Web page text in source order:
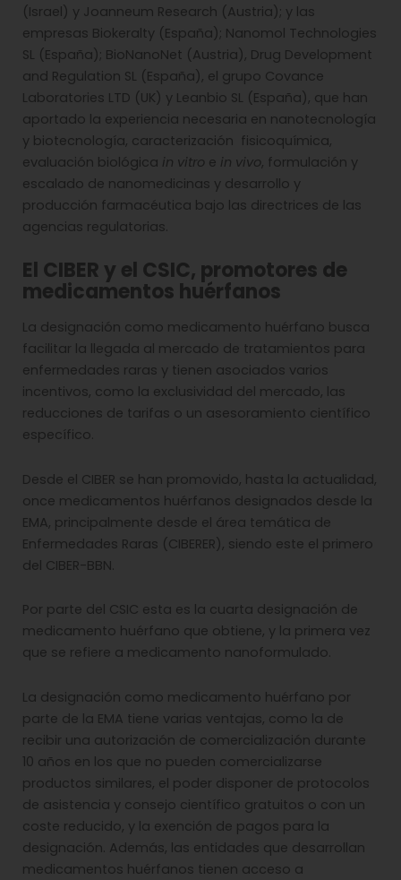
(Israel) y Joanneum Research (Austria); y las
empresas Biokeralty (España); Nanomol Technologies
SL (España); BioNanoNet (Austria), Drug Development
and Regulation SL (España), el grupo Covance
Laboratories LTD (UK) y Leanbio SL (España), que han
aportado la experiencia necesaria en nanotecnología
y biotecnología, caracterización fisicoquímica,
evaluación biológica in vitro e in vivo, formulación y
escalado de nanomedicinas y desarrollo y
producción farmacéutica bajo las directrices de las
agencias regulatorias.
El CIBER y el CSIC, promotores de
medicamentos huérfanos
La designación como medicamento huérfano busca
facilitar la llegada al mercado de tratamientos para
enfermedades raras y tienen asociados varios
incentivos, como la exclusividad del mercado, las
reducciones de tarifas o un asesoramiento científico
específico.
Desde el CIBER se han promovido, hasta la actualidad,
once medicamentos huérfanos designados desde la
EMA, principalmente desde el área temática de
Enfermedades Raras (CIBERER), siendo este el primero
del CIBER-BBN.
Por parte del CSIC esta es la cuarta designación de
medicamento huérfano que obtiene, y la primera vez
que se refiere a medicamento nanoformulado.
La designación como medicamento huérfano por
parte de la EMA tiene varias ventajas, como la de
recibir una autorización de comercialización durante
10 años en los que no pueden comercializarse
productos similares, el poder disponer de protocolos
de asistencia y consejo científico gratuitos o con un
coste reducido, y la exención de pagos para la
designación. Además, las entidades que desarrollan
medicamentos huérfanos tienen acceso a